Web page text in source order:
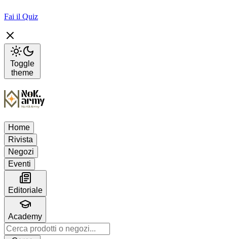
Fai il Quiz
Toggle
theme
Home
Rivista
Negozi
Eventi
Editoriale
Academy